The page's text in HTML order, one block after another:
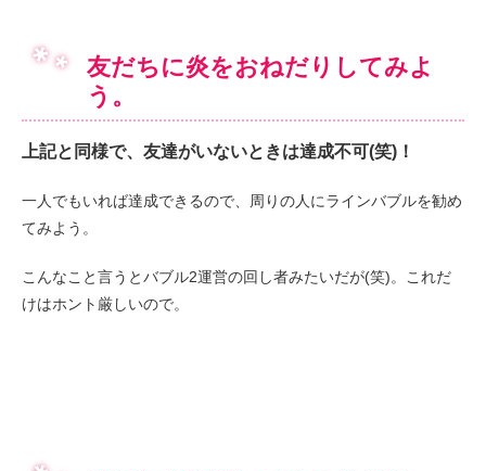
友だちに炎をおねだりしてみよ
う。
上記と同様で、友達がいないときは達成不可(笑)！
一人でもいれば達成できるので、周りの人にラインバブルを勧め
てみよう。
こんなこと言うとバブル2運営の回し者みたいだが(笑)。これだ
けはホント厳しいので。